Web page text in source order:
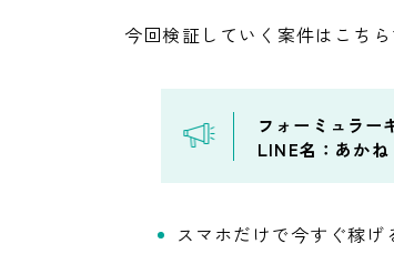
今回検証していく案件はこちら
フォーミュラー
LINE名：あかね
スマホだけで今すぐ稼げ